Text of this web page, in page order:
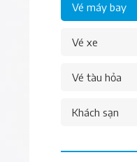
Vé máy bay
Vé xe
Vé tàu hỏa
Khách sạn